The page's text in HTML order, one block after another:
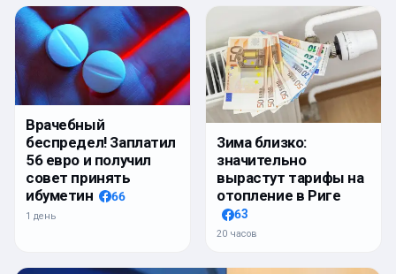
Врачебный
беспредел! Заплатил
56 евро и получил
совет принять
ибуметин
66
1 день
Зима близко:
значительно
вырастут тарифы на
отопление в Риге
63
20 часов